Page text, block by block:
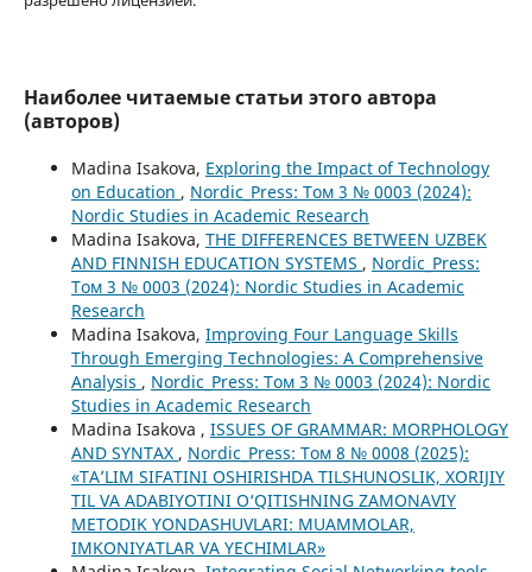
Наиболее читаемые статьи этого автора
(авторов)
Madina Isakova, Exploring the Impact of Technology
on Education , Nordic_Press: Том 3 № 0003 (2024):
Nordic Studies in Academic Research
Madina Isakova, THE DIFFERENCES BETWEEN UZBEK
AND FINNISH EDUCATION SYSTEMS , Nordic_Press:
Том 3 № 0003 (2024): Nordic Studies in Academic
Research
Madina Isakova, Improving Four Language Skills
Through Emerging Technologies: A Comprehensive
Analysis , Nordic_Press: Том 3 № 0003 (2024): Nordic
Studies in Academic Research
Madina Isakova , ISSUES OF GRAMMAR: MORPHOLOGY
AND SYNTAX , Nordic_Press: Том 8 № 0008 (2025):
«TA’LIM SIFATINI OSHIRISHDA TILSHUNOSLIK, XORIJIY
TIL VA ADABIYOTINI O‘QITISHNING ZAMONAVIY
METODIK YONDASHUVLARI: MUAMMOLAR,
IMKONIYATLAR VA YECHIMLAR»